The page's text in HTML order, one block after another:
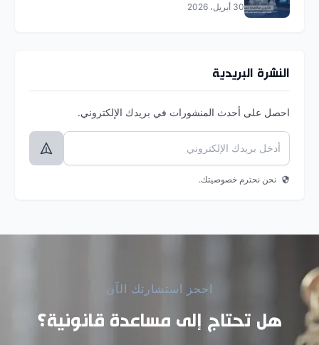
30 أبريل، 2026
النشرة البريدية
احصل على أحدث المنشورات في بريدك الإلكتروني.
نحن نحترم خصوصيتك.
احجز استشارتك الآن
هل تحتاج إلى مساعدة قانونية؟